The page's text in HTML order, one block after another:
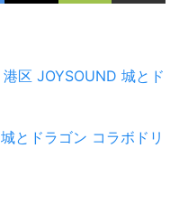
港区 JOYSOUND 城とド
城とドラゴン コラボドリ